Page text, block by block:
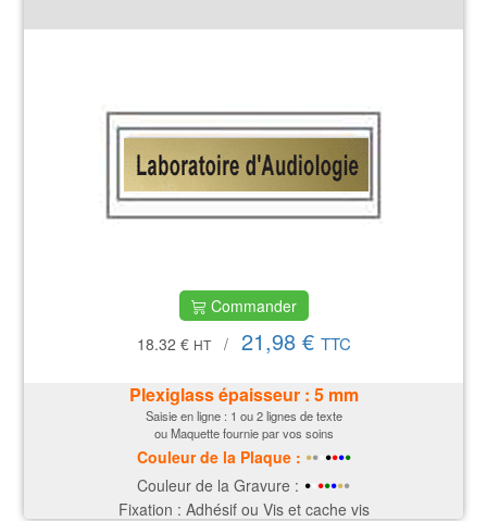
Commander
18.32 € HT / 21,98 € TTC
Plexiglass épaisseur : 5 mm
Saisie en ligne : 1 ou 2 lignes de texte
ou Maquette fournie par vos soins
Couleur de la Plaque : ••• ••••
Couleur de la Gravure : • •••••
Fixation : Adhésif ou Vis et cache vis